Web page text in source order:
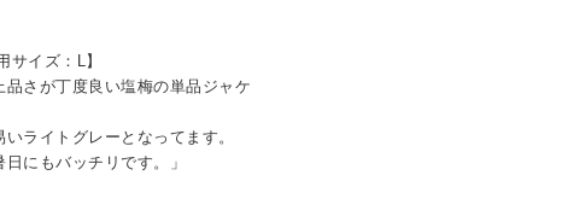
サイズ：L】
品さが丁度良い塩梅の単品ジャケ
ライトグレーとなってます。
にもバッチリです。」